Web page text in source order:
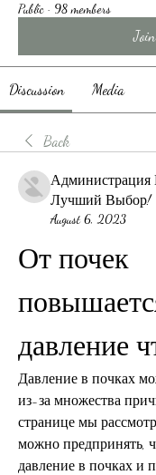
Public · 98 members
Join
Discussion Media
Back
Администрация
Лучший Выбор!
August 6, 2023
От почек
давление
Давление в почках
из-за множества
странице мы
можно предпринять,
давление в почках и